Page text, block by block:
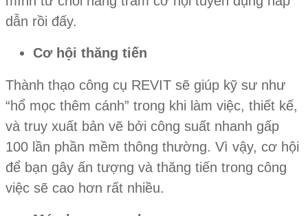
dẫn rồi đấy.
Cơ hội thăng tiến
Thành thạo công cụ REVIT sẽ giúp kỹ sư như
“hổ mọc thêm cánh” trong khi làm việc, thiết kế,
và truy xuất bản vẽ bởi công suất nhanh gấp
100 lần phần mềm thông thường. Vì vậy, cơ hội
để bạn gây ấn tượng và thăng tiến trong công
việc sẽ cao hơn rất nhiều.